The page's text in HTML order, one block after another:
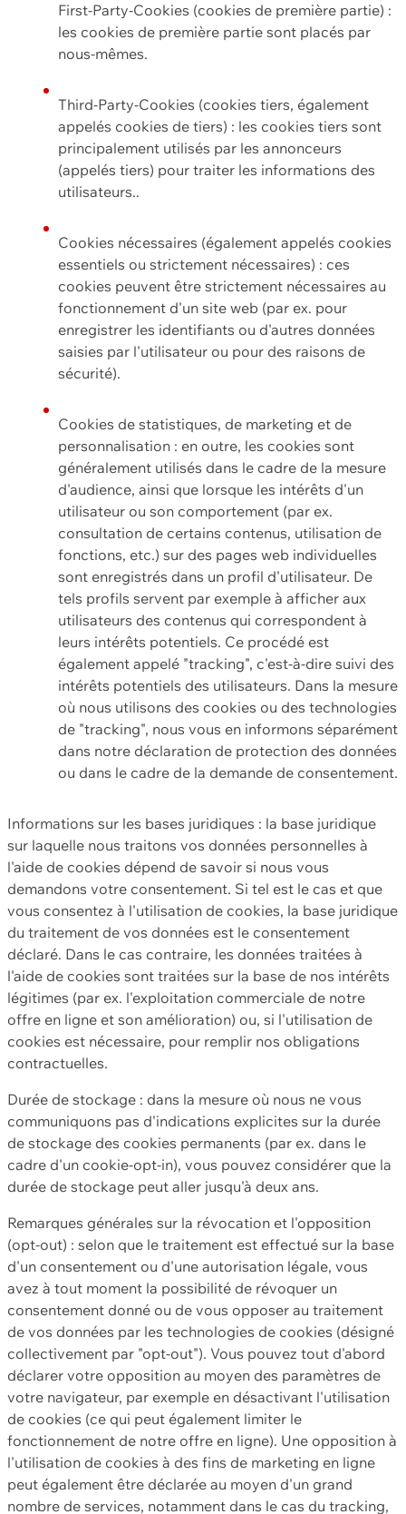
First-Party-Cookies (cookies de première partie) :
les cookies de première partie sont placés par
nous-mêmes.
Third-Party-Cookies (cookies tiers, également
appelés cookies de tiers) : les cookies tiers sont
principalement utilisés par les annonceurs
(appelés tiers) pour traiter les informations des
utilisateurs..
Cookies nécessaires (également appelés cookies
essentiels ou strictement nécessaires) : ces
cookies peuvent être strictement nécessaires au
fonctionnement d'un site web (par ex. pour
enregistrer les identifiants ou d'autres données
saisies par l'utilisateur ou pour des raisons de
sécurité).
Cookies de statistiques, de marketing et de
personnalisation : en outre, les cookies sont
généralement utilisés dans le cadre de la mesure
d'audience, ainsi que lorsque les intérêts d'un
utilisateur ou son comportement (par ex.
consultation de certains contenus, utilisation de
fonctions, etc.) sur des pages web individuelles
sont enregistrés dans un profil d'utilisateur. De
tels profils servent par exemple à afficher aux
utilisateurs des contenus qui correspondent à
leurs intérêts potentiels. Ce procédé est
également appelé "tracking", c'est-à-dire suivi des
intérêts potentiels des utilisateurs. Dans la mesure
où nous utilisons des cookies ou des technologies
de "tracking", nous vous en informons séparément
dans notre déclaration de protection des données
ou dans le cadre de la demande de consentement.
Informations sur les bases juridiques : la base juridique
sur laquelle nous traitons vos données personnelles à
l'aide de cookies dépend de savoir si nous vous
demandons votre consentement. Si tel est le cas et que
vous consentez à l'utilisation de cookies, la base juridique
du traitement de vos données est le consentement
déclaré. Dans le cas contraire, les données traitées à
l'aide de cookies sont traitées sur la base de nos intérêts
légitimes (par ex. l'exploitation commerciale de notre
offre en ligne et son amélioration) ou, si l'utilisation de
cookies est nécessaire, pour remplir nos obligations
contractuelles.
Durée de stockage : dans la mesure où nous ne vous
communiquons pas d'indications explicites sur la durée
de stockage des cookies permanents (par ex. dans le
cadre d'un cookie-opt-in), vous pouvez considérer que la
durée de stockage peut aller jusqu'à deux ans.
Remarques générales sur la révocation et l'opposition
(opt-out) : selon que le traitement est effectué sur la base
d'un consentement ou d'une autorisation légale, vous
avez à tout moment la possibilité de révoquer un
consentement donné ou de vous opposer au traitement
de vos données par les technologies de cookies (désigné
collectivement par "opt-out"). Vous pouvez tout d'abord
déclarer votre opposition au moyen des paramètres de
votre navigateur, par exemple en désactivant l'utilisation
de cookies (ce qui peut également limiter le
fonctionnement de notre offre en ligne). Une opposition à
l'utilisation de cookies à des fins de marketing en ligne
peut également être déclarée au moyen d'un grand
nombre de services, notamment dans le cas du tracking,